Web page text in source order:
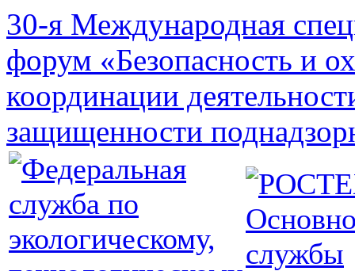
30-я Международная
форум «Безопасность и
координации
защищенности
службы